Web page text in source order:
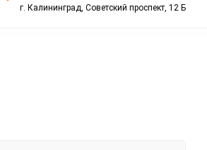
г. Калининград, Советский проспект, 12 Б